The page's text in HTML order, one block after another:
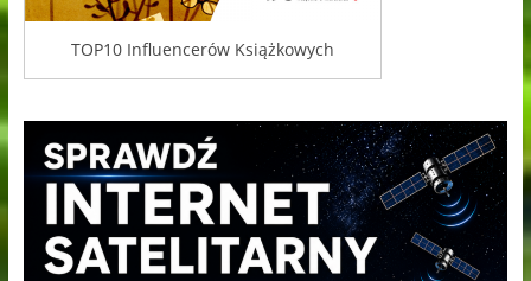
TOP10 Influencerów Książkowych